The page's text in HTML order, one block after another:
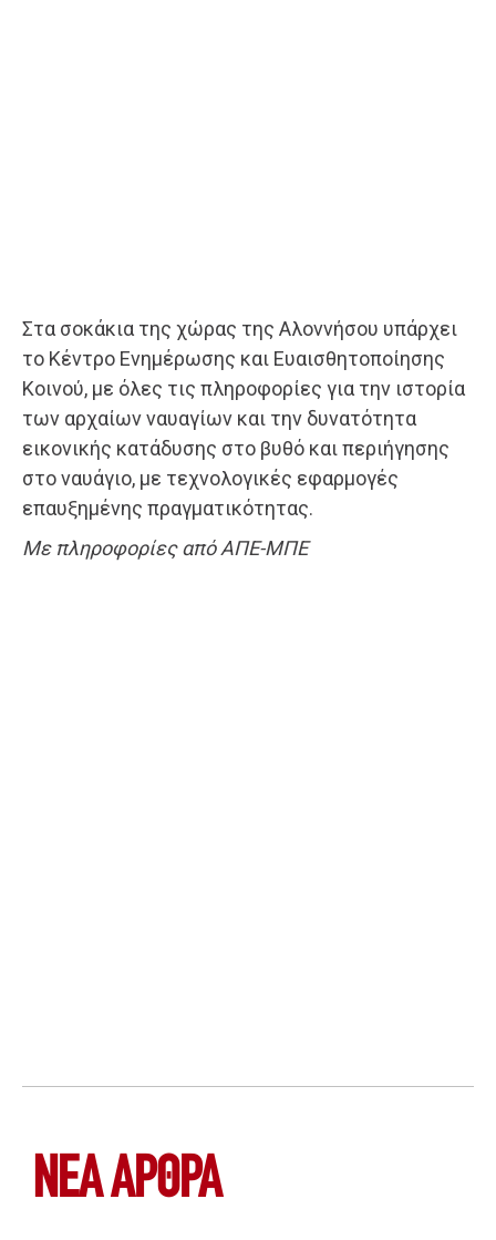
Στα σοκάκια της χώρας της Αλοννήσου υπάρχει
το Κέντρο Ενημέρωσης και Ευαισθητοποίησης
Κοινού, με όλες τις πληροφορίες για την ιστορία
των αρχαίων ναυαγίων και την δυνατότητα
εικονικής κατάδυσης στο βυθό και περιήγησης
στο ναυάγιο, με τεχνολογικές εφαρμογές
επαυξημένης πραγματικότητας.
Με πληροφορίες από ΑΠΕ-ΜΠΕ
ΝΕΑ ΆΡΘΡΑ